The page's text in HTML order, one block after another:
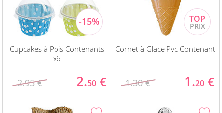
Cupcakes à Pois Contenants
x6
2.95 € 2.50 €
Cornet à Glace Pvc Contenant
1.30 € 1.20 €